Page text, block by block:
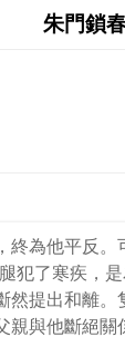
朱門鎖
為他平反
犯了寒疾，
提出和離
與他斷絕